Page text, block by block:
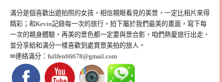
滿分是個喜歡出遊拍照的女孩，相信親眼看見的美景，一定比相片來得
精彩；和Kevin記錄每一次的旅行，拍下屬於我們最美的畫面，寫下每
一次的親身體驗，再美的景色都一定要與景合影，咱們熱愛旅行出走，
並分享給和滿分一樣喜歡到處賞景美拍的旅人。
✉連絡滿分： fullfen66678@gmail.com